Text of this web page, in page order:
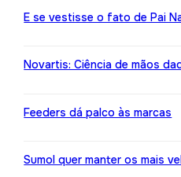
E se vestisse o fato de Pai
Novartis: Ciência de mãos
Feeders dá palco às marcas
Sumol quer manter os mais